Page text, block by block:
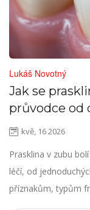
Lukáš Novotný
Jak se
průvodce od
kvě, 16 2026
Prasklina v zubu
léčí, od
příznakům, typům